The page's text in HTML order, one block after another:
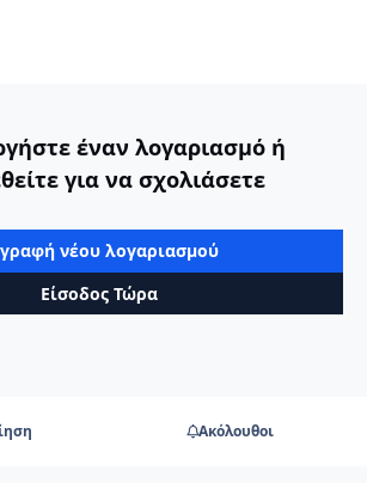
έναν λογαριασμό ή
για να σχολιάσετε
νέου λογαριασμού
Είσοδος Τώρα
Ακόλουθοι